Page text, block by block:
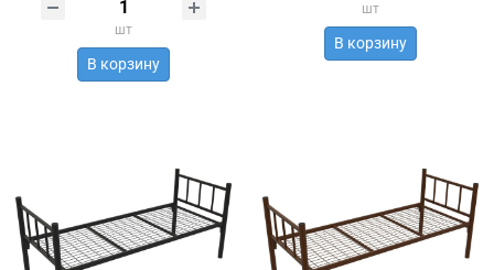
шт
В корзину
шт
В корзину